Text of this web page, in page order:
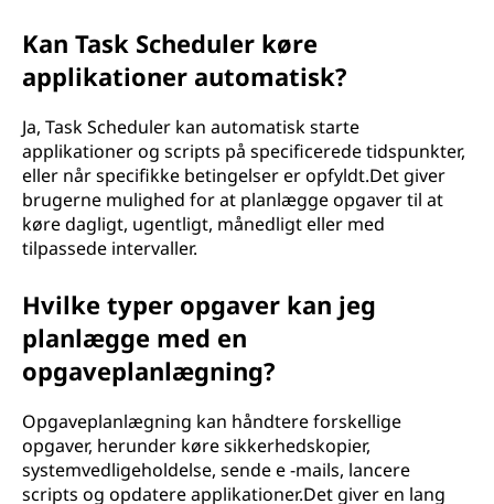
Kan Task Scheduler køre
applikationer automatisk?
Ja, Task Scheduler kan automatisk starte
applikationer og scripts på specificerede tidspunkter,
eller når specifikke betingelser er opfyldt.Det giver
brugerne mulighed for at planlægge opgaver til at
køre dagligt, ugentligt, månedligt eller med
tilpassede intervaller.
Hvilke typer opgaver kan jeg
planlægge med en
opgaveplanlægning?
Opgaveplanlægning kan håndtere forskellige
opgaver, herunder køre sikkerhedskopier,
systemvedligeholdelse, sende e -mails, lancere
scripts og opdatere applikationer.Det giver en lang